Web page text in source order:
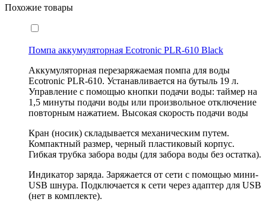
Похожие товары
Помпа аккумуляторная Ecotronic PLR-610 Black
Аккумуляторная перезаряжаемая помпа для воды
Ecotronic PLR-610. Устанавливается на бутыль 19 л.
Управление с помощью кнопки подачи воды: таймер на
1,5 минуты подачи воды или произвольное отключение
повторным нажатием. Высокая скорость подачи воды
Кран (носик) складывается механическим путем.
Компактный размер, черный пластиковый корпус.
Гибкая трубка забора воды (для забора воды без остатка).
Индикатор заряда. Заряжается от сети с помощью мини-
USB шнура. Подключается к сети через адаптер для USB
(нет в комплекте).